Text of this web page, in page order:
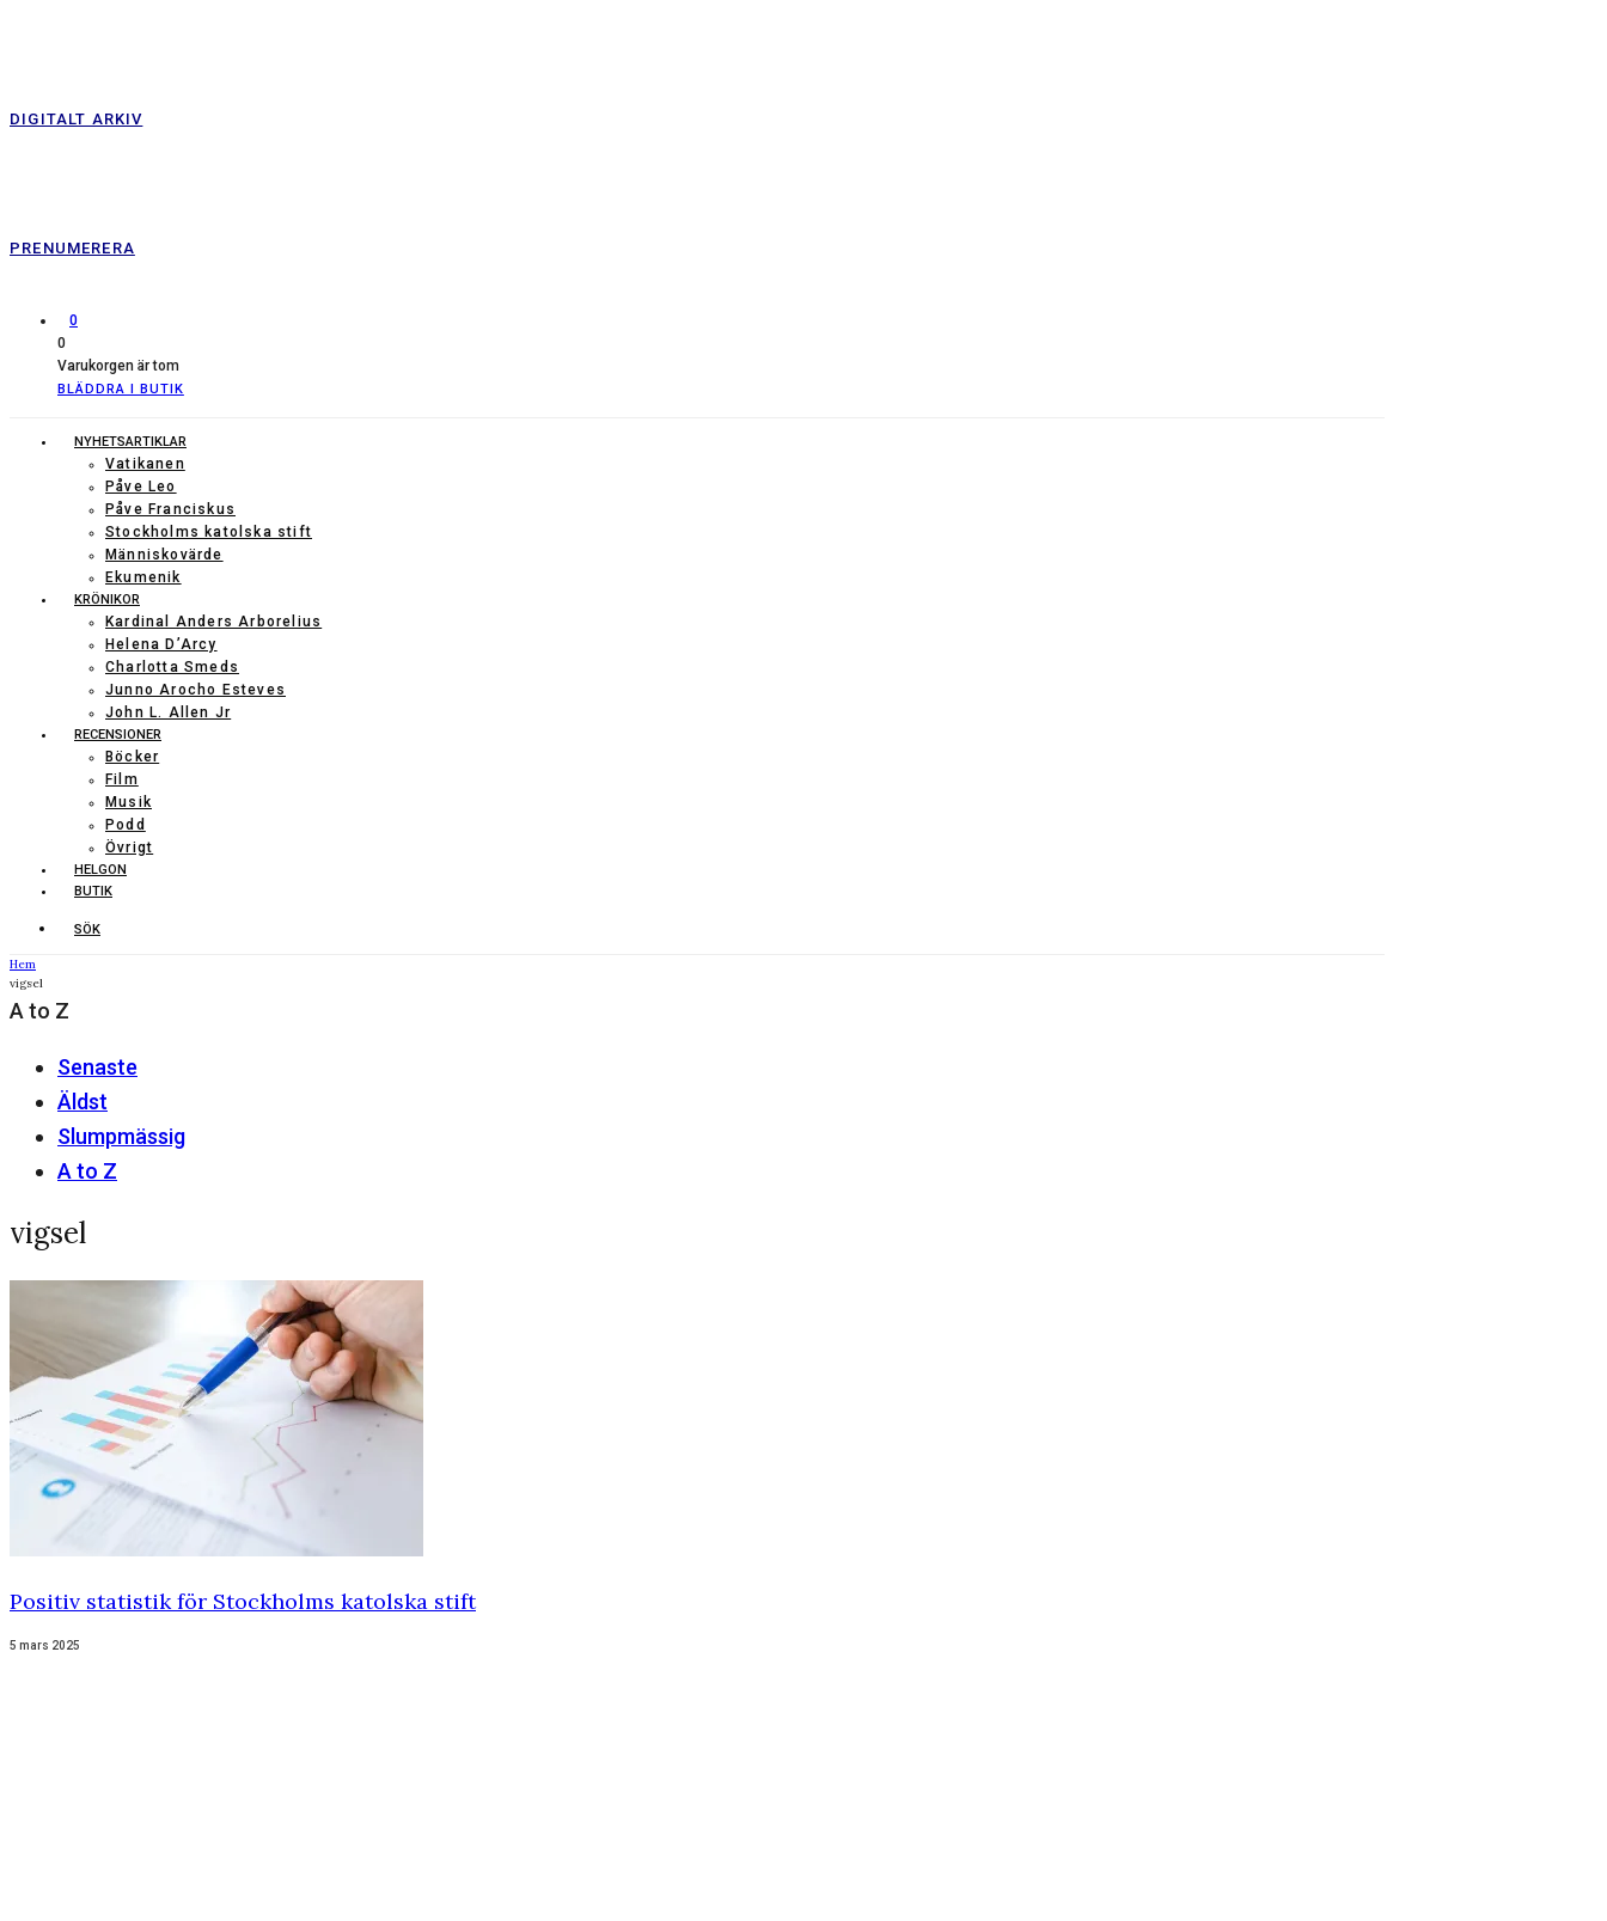
DIGITALT ARKIV
PRENUMERERA
0
0
Varukorgen är tom
BLÄDDRA I BUTIK
NYHETSARTIKLAR
Vatikanen
Påve Leo
Påve Franciskus
Stockholms katolska stift
Människovärde
Ekumenik
KRÖNIKOR
Kardinal Anders Arborelius
Helena D’Arcy
Charlotta Smeds
Junno Arocho Esteves
John L. Allen Jr
RECENSIONER
Böcker
Film
Musik
Podd
Övrigt
HELGON
BUTIK
SÖK
Hem
vigsel
A to Z
Senaste
Äldst
Slumpmässig
A to Z
vigsel
Positiv statistik för Stockholms katolska stift
5 mars 2025